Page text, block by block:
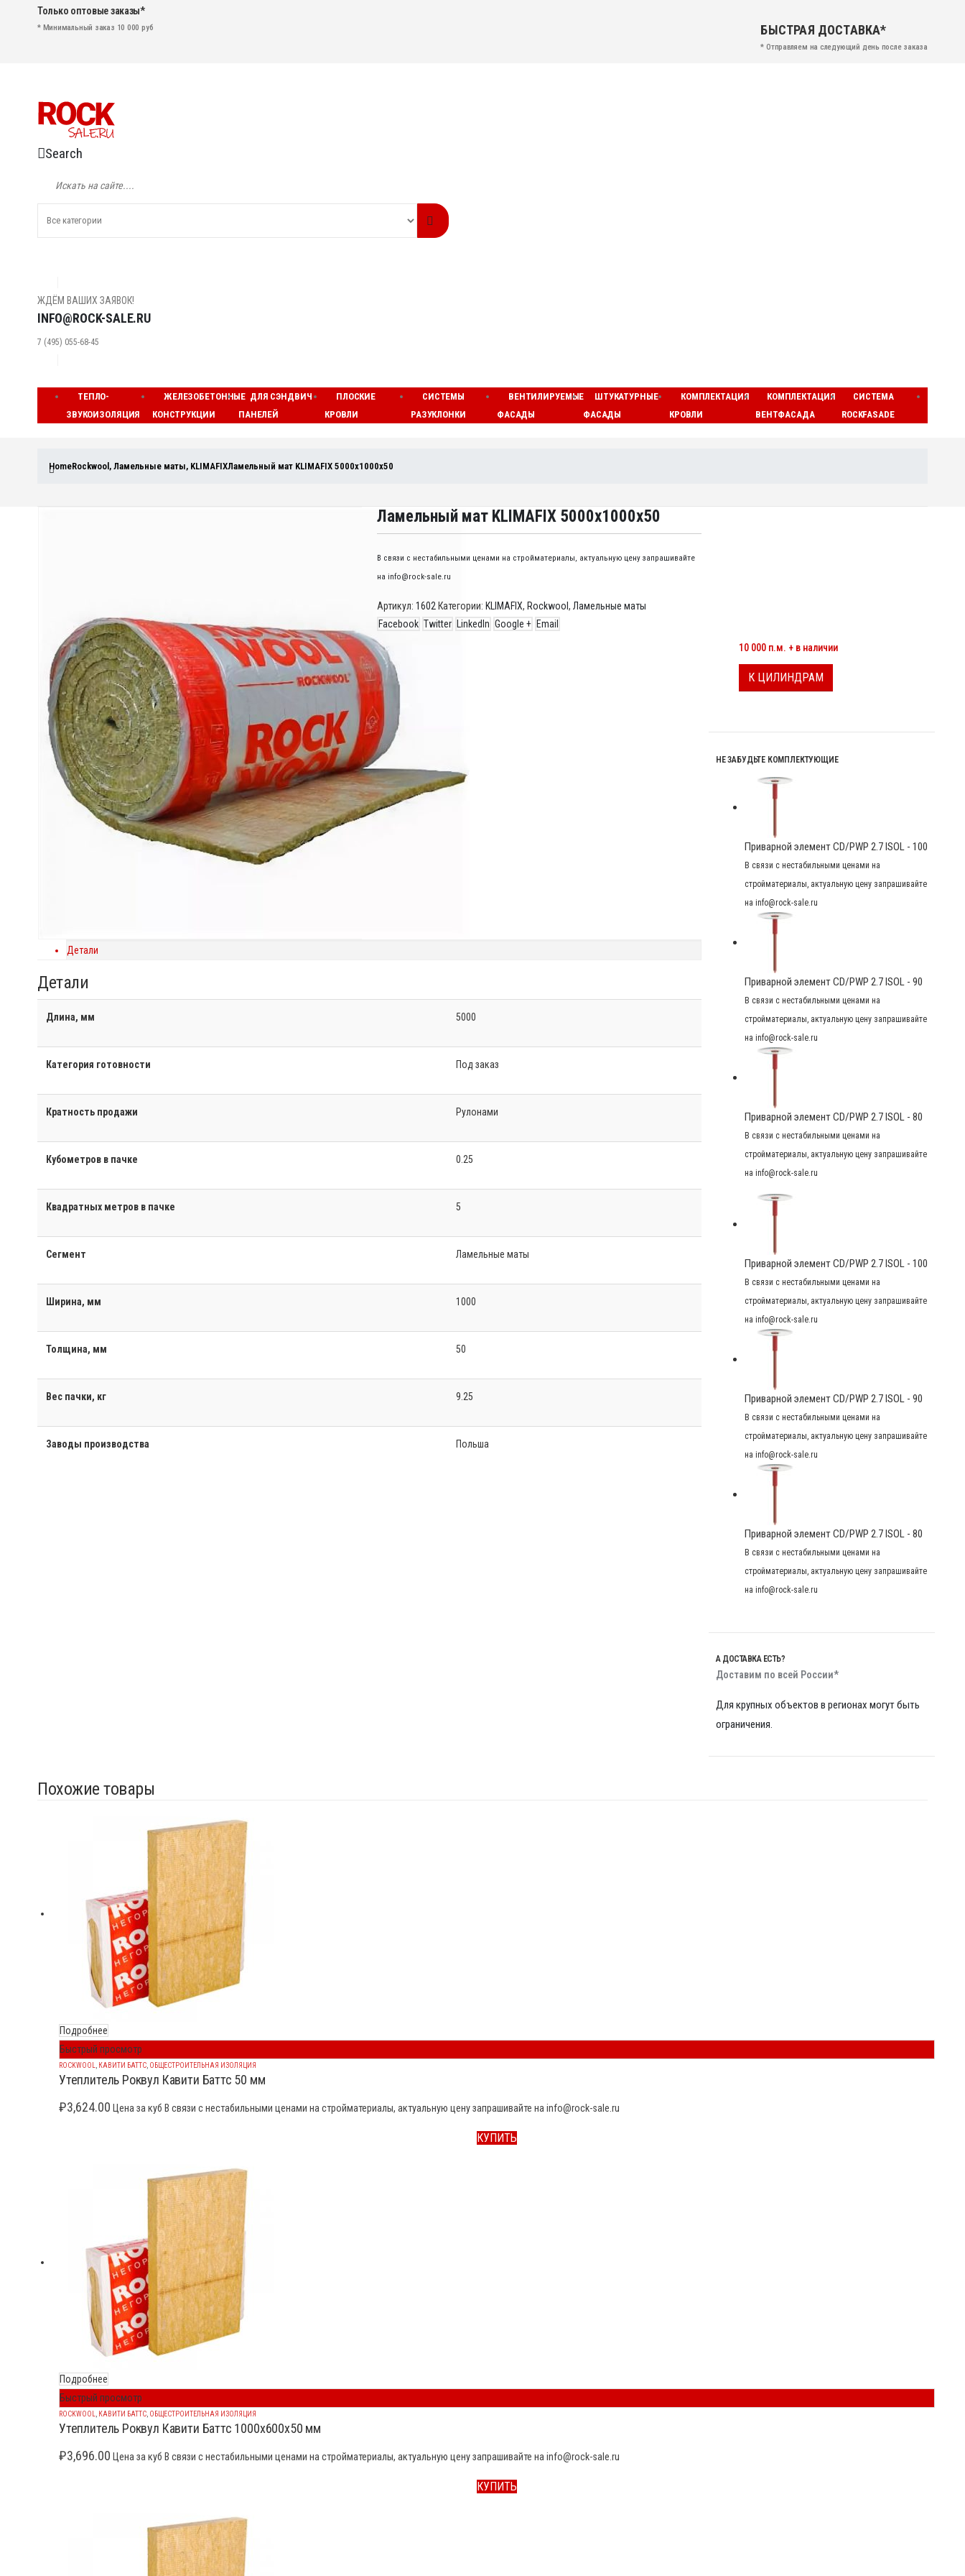
БЫСТРАЯ ДОСТАВКА*
* Отправляем на следующий день после заказа
Только оптовые заказы*
* Минимальный заказ 10 000 руб
Search
ЖДЁМ ВАШИХ ЗАЯВОК!
INFO@ROCK-SALE.RU
7 (495) 055-68-45
ТЕПЛО-
ЗВУКОИЗОЛЯЦИЯ
ЖЕЛЕЗОБЕТОННЫЕ
КОНСТРУКЦИИ
ДЛЯ СЭНДВИЧ
ПАНЕЛЕЙ
ПЛОСКИЕ
КРОВЛИ
СИСТЕМЫ
РАЗУКЛОНКИ
ВЕНТИЛИРУЕМЫЕ
ФАСАДЫ
ШТУКАТУРНЫЕ
ФАСАДЫ
КОМПЛЕКТАЦИЯ
КРОВЛИ
КОМПЛЕКТАЦИЯ
ВЕНТФАСАДА
СИСТЕМА
ROCKFASADE
HomeRockwool , Ламельные маты, KLIMAFIXЛамельный мат KLIMAFIX 5000x1000x50
Ламельный мат KLIMAFIX 5000x1000x50
В связи с нестабильными ценами на стройматериалы, актуальную цену запрашивайте
на info@rock-sale.ru
Артикул: 1602 Категории: KLIMAFIX, Rockwool , Ламельные маты
Facebook Twitter LinkedIn Google + Email
Детали
Детали
Длина, мм 5000
Категория готовности Под заказ
Кратность продажи Рулонами
Кубометров в пачке 0.25
Квадратных метров в пачке 5
Сегмент Ламельные маты
Ширина, мм 1000
Толщина, мм 50
Вес пачки, кг 9.25
Заводы производства Польша
10 000 п.м. + в наличии
К ЦИЛИНДРАМ
НЕ ЗАБУДЬТЕ КОМПЛЕКТУЮЩИЕ
Приварной элемент CD/PWP 2.7 ISOL - 100
В связи с нестабильными ценами на
стройматериалы, актуальную цену запрашивайте
на info@rock-sale.ru
Приварной элемент CD/PWP 2.7 ISOL - 90
В связи с нестабильными ценами на
стройматериалы, актуальную цену запрашивайте
на info@rock-sale.ru
Приварной элемент CD/PWP 2.7 ISOL - 80
В связи с нестабильными ценами на
стройматериалы, актуальную цену запрашивайте
на info@rock-sale.ru
Приварной элемент CD/PWP 2.7 ISOL - 100
В связи с нестабильными ценами на
стройматериалы, актуальную цену запрашивайте
на info@rock-sale.ru
Приварной элемент CD/PWP 2.7 ISOL - 90
В связи с нестабильными ценами на
стройматериалы, актуальную цену запрашивайте
на info@rock-sale.ru
Приварной элемент CD/PWP 2.7 ISOL - 80
В связи с нестабильными ценами на
стройматериалы, актуальную цену запрашивайте
на info@rock-sale.ru
А ДОСТАВКА ЕСТЬ?
Доставим по всей России*
Для крупных объектов в регионах могут быть
ограничения.
Похожие товары
Подробнее
Быстрый просмотр
ROCKWOOL, КАВИТИ БАТТС, ОБЩЕСТРОИТЕЛЬНАЯ ИЗОЛЯЦИЯ
Утеплитель Роквул Кавити Баттс 50 мм
₽3,624.00 Цена за куб В связи с нестабильными ценами на стройматериалы, актуальную цену запрашивайте на info@rock-sale.ru
КУПИТЬ
Подробнее
Быстрый просмотр
ROCKWOOL, КАВИТИ БАТТС, ОБЩЕСТРОИТЕЛЬНАЯ ИЗОЛЯЦИЯ
Утеплитель Роквул Кавити Баттс 1000x600x50 мм
₽3,696.00 Цена за куб В связи с нестабильными ценами на стройматериалы, актуальную цену запрашивайте на info@rock-sale.ru
КУПИТЬ